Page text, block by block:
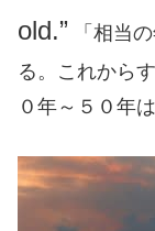
old.” 「相当
る。これから
０年～５０年